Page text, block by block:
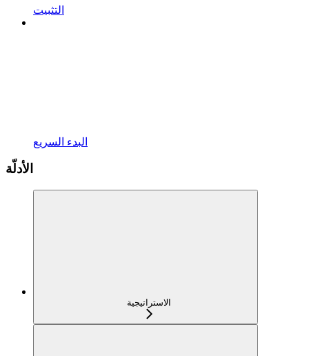
التثبيت
البدء السريع
الأدلّة
الاستراتيجية